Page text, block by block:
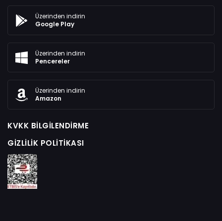
Üzerinden indirin
Google Play
Üzerinden indirin
Pencereler
Üzerinden indirin
Amazon
KVKK BILGILENDIRME
GIZLILIK POLITIKASI